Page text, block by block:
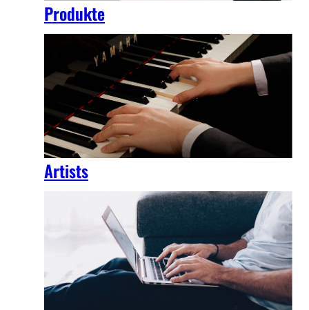
Produkte
Artists